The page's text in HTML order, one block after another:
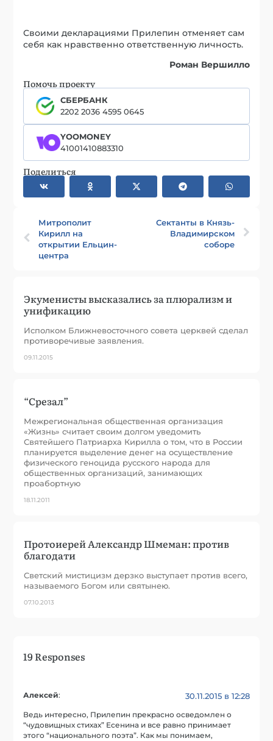
Своими декларациями Прилепин отменяет сам
себя как нравственно ответственную личность.
Роман Вершилло
Помочь проекту
СБЕРБАНК
2202 2036 4595 0645
YOOMONEY
41001410883310
Поделиться
Митрополит
Кирилл на
открытии Ельцин-
центра
Сектанты в Князь-
Владимирском
соборе
Экуменисты высказались за плюрализм и
унификацию
Исполком Ближневосточного совета церквей сделал
противоречивые заявления.
09.11.2015
“Срезал”
Межрегиональная общественная организация
«Жизнь» считает своим долгом уведомить
Святейшего Патриарха Кирилла о том, что в России
планируется выделение денег на осуществление
физического геноцида русского народа для
общественных организаций, занимающих
проабортную
18.11.2011
Протоиерей Александр Шмеман: против
благодати
Светский мистицизм дерзко выступает против всего,
называемого Богом или святынею.
07.10.2013
19 Responses
Алексей: 30.11.2015 в 12:28
Ведь интересно, Прилепин прекрасно осведомлен о
“чудовищных стихах” Есенина и все равно принимает
этого “национального поэта”. Как мы понимаем,